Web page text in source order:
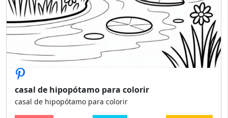
casal de hipopótamo para colorir
casal de hipopótamo para colorir